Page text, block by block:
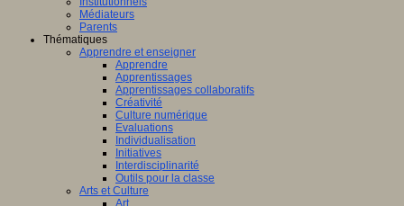
Médiateurs
Parents
Thématiques
Apprendre et enseigner
Apprendre
Apprentissages
Apprentissages collaboratifs
Créativité
Culture numérique
Evaluations
Individualisation
Initiatives
Interdisciplinarité
Outils pour la classe
Arts et Culture
Art